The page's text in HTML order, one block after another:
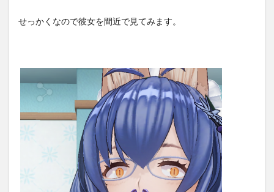
せっかくなので彼女を間近で見てみます。